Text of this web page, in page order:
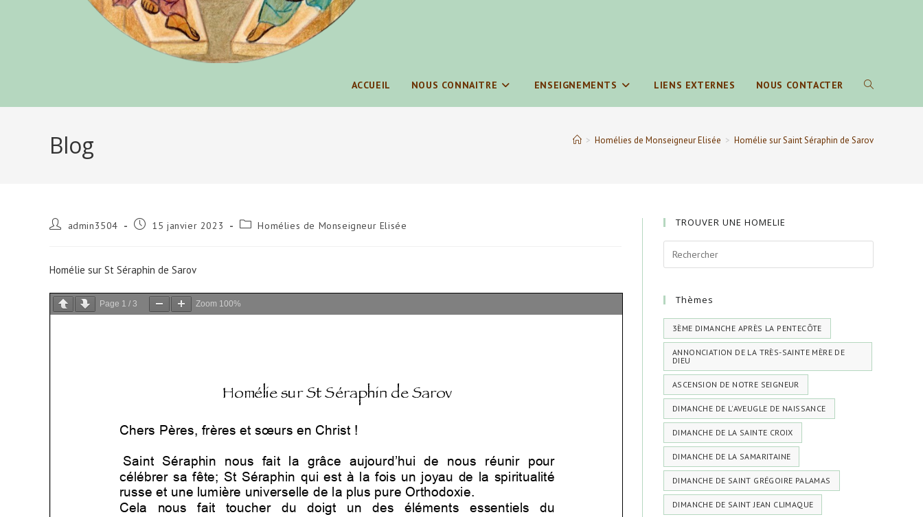
ACCUEIL NOUS CONNAITRE ENSEIGNEMENTS LIENS EXTERNES NOUS CONTACTER TOGGLE
Blog > Homélies de Monseigneur Elisée > Homélie sur Saint Séraphin de Sarov
Auteur/autrice
admin3504
Publication
15 janvier 2023
PostHomélies de Monseigneur Elisée
Homélie sur St Séraphin de Sarov
Page 1 / 3 Zoom 100%
TROUVER UNE HOMELIE
Thèmes
3ÈME DIMANCHE APRÈS LA PENTECÔTE
ANNONCIATION DE LA TRÈS-SAINTE MÈRE DE
DIEU
ASCENSION DE NOTRE SEIGNEUR
DIMANCHE DE L'AVEUGLE DE NAISSANCE
DIMANCHE DE LA SAINTE CROIX
DIMANCHE DE LA SAMARITAINE
DIMANCHE DE SAINT GRÉGOIRE PALAMAS
DIMANCHE DE SAINT JEAN CLIMAQUE